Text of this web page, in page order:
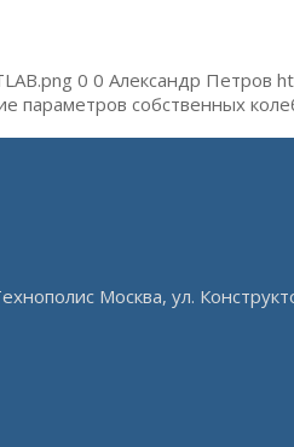
0 0 Александр Петров
параметров собственных
Москва, ул.